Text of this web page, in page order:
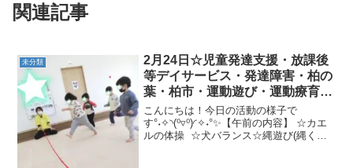
関連記事
未分類
2月24日☆児童発達支援・放課後
等デイサービス・発達障害・柏の
葉・柏市・運動遊び・運動療育・
プログラム・楽しい療育
こんにちは！今日の活動の様子で
す°˖✧◝(⁰▿⁰)◜✧˖°✨【午前の内容】 ☆カエ
ルの体操 ☆犬バランス☆縄遊び(縄くぐ